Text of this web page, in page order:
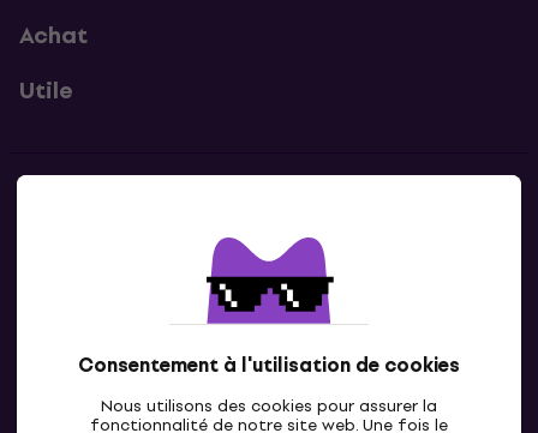
Consentement à l'utilisation de cookies
Nous utilisons des cookies pour assurer la
fonctionnalité de notre site web. Une fois le
Achat
Utile
Contacte nous